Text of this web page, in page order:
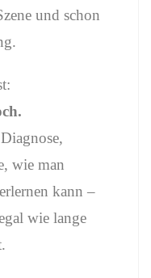
und schon
wie man
kann –
wie lange